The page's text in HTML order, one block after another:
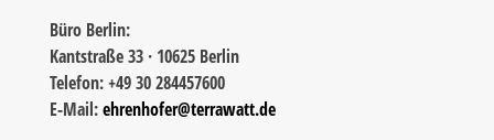
Büro Berlin:
Kantstraße 33 · 10625 Berlin
Telefon: +49 30 284457600
E-Mail:ehrenhofer@terrawatt.de